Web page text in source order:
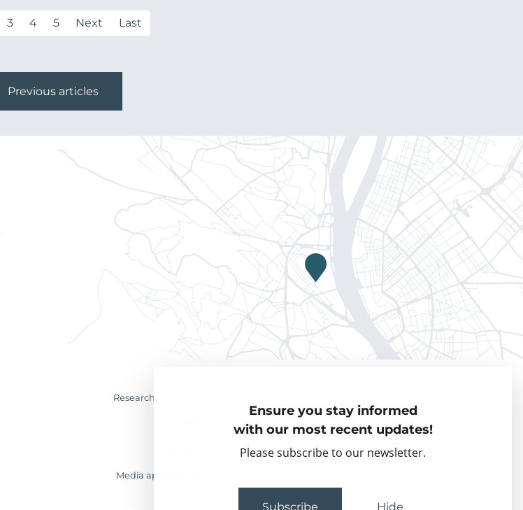
Ensure you stay informed
with our most recent updates!
Please subscribe to our newsletter.
Subscribe Hide
3 4 5 Next Last
Previous articles
Research & Analyses
Visiting Fellows
Partner organisations
Media appearances